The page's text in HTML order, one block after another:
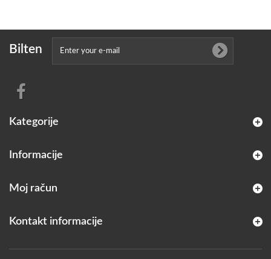
Bilten
Kategorije
Informacije
Moj račun
Kontakt informacije